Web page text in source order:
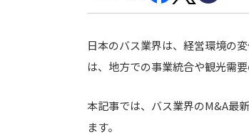
日本のバス業界は、経営環境の
は、地方での事業統合や観光需
本記事では、バス業界のM&A最
ます。